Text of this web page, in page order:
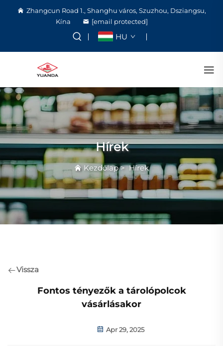
Zhangcun Road 1., Shanghu város, Szuzhou, Dsziangsu,
Kína
[email protected]
HU
Hírek
Kezdőlap>Hírek
Vissza
Fontos tényezők a tárolópolcok
vásárlásakor
Apr 29, 2025